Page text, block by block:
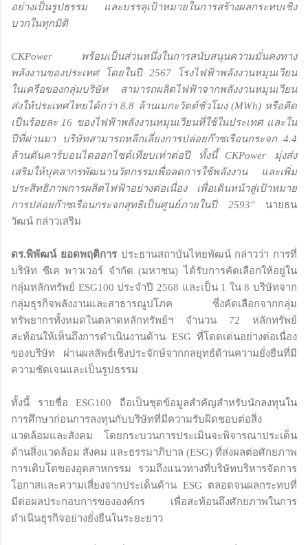
อย่างเป็นรูปธรรม และบรรลุเป้าหมายในการสร้างผลกระทบเชิง
บวกในทุกมิติ
CKPower พร้อมเป็นส่วนหนึ่งในการสนับสนุนความมั่นคงทาง
พลังงานของประเทศ โดยในปี 2567 โรงไฟฟ้าพลังงานหมุนเวียน
ในเครือของกลุ่มบริษัท สามารถผลิตไฟฟ้าจากพลังงานหมุนเวียน
ส่งให้ประเทศไทยได้กว่า 8.8 ล้านเมกะวัตต์ชั่วโมง (MWh) หรือคิด
เป็นร้อยละ 16 ของไฟฟ้าพลังงานหมุนเวียนที่ใช้ในประเทศ และใน
ปีที่ผ่านมา บริษัทสามารถหลีกเลี่ยงการปล่อยก๊าซเรือนกระจก 4.4
ล้านตันคาร์บอนไดออกไซด์เทียบเท่าต่อปี ทั้งนี้ CKPower มุ่งส่ง
เสริมให้บุคลากรพัฒนานวัตกรรมเพื่อลดการใช้พลังงาน และเพิ่ม
ประสิทธิภาพการผลิตไฟฟ้าอย่างต่อเนื่อง เพื่อเดินหน้าสู่เป้าหมาย
การปล่อยก๊าซเรือนกระจกสุทธิเป็นศูนย์ภายในปี 2593"นายธน
วัฒน์ กล่าวเสริม
ดร.พิพัฒน์ ยอดพฤติการประธานสถาบันไทยพัฒน์ กล่าวว่า การที่
บริษัท ซีเค พาวเวอร์ จำกัด (มหาชน) ได้รับการคัดเลือกให้อยู่ใน
กลุ่มหลักทรัพย์ ESG100 ประจำปี 2568 และเป็น 1 ใน 8 บริษัทจาก
กลุ่มธุรกิจพลังงานและสาธารณูปโภค ซึ่งคัดเลือกจากกลุ่ม
ทรัพยากรทั้งหมดในตลาดหลักทรัพย์ฯ จำนวน 72 หลักทรัพย์
สะท้อนให้เห็นถึงการดำเนินงานด้าน ESG ที่โดดเด่นอย่างต่อเนื่อง
ของบริษัท ผ่านผลลัพธ์เชิงประจักษ์จากกลยุทธ์ด้านความยั่งยืนที่มี
ความชัดเจนและเป็นรูปธรรม
ทั้งนี้ รายชื่อ ESG100 ถือเป็นชุดข้อมูลสำคัญสำหรับนักลงทุนใน
การศึกษาก่อนการลงทุนกับบริษัทที่มีความรับผิดชอบต่อสิ่ง
แวดล้อมและสังคม โดยกระบวนการประเมินจะพิจารณาประเด็น
ด้านสิ่งแวดล้อม สังคม และธรรมาภิบาล (ESG) ที่ส่งผลต่อศักยภาพ
การเติบโตของอุตสาหกรรม รวมถึงแนวทางที่บริษัทบริหารจัดการ
โอกาสและความเสี่ยงจากประเด็นด้าน ESG ตลอดจนผลกระทบที่
มีต่อผลประกอบการขององค์กร เพื่อสะท้อนถึงศักยภาพในการ
ดำเนินธุรกิจอย่างยั่งยืนในระยะยาว